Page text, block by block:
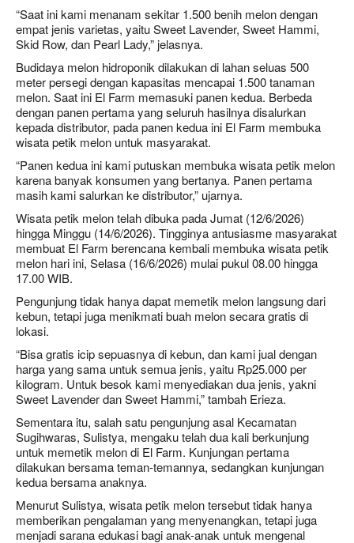
“Saat ini kami menanam sekitar 1.500 benih melon dengan
empat jenis varietas, yaitu Sweet Lavender, Sweet Hammi,
Skid Row, dan Pearl Lady,” jelasnya.
Budidaya melon hidroponik dilakukan di lahan seluas 500
meter persegi dengan kapasitas mencapai 1.500 tanaman
melon. Saat ini El Farm memasuki panen kedua. Berbeda
dengan panen pertama yang seluruh hasilnya disalurkan
kepada distributor, pada panen kedua ini El Farm membuka
wisata petik melon untuk masyarakat.
“Panen kedua ini kami putuskan membuka wisata petik melon
karena banyak konsumen yang bertanya. Panen pertama
masih kami salurkan ke distributor,” ujarnya.
Wisata petik melon telah dibuka pada Jumat (12/6/2026)
hingga Minggu (14/6/2026). Tingginya antusiasme masyarakat
membuat El Farm berencana kembali membuka wisata petik
melon hari ini, Selasa (16/6/2026) mulai pukul 08.00 hingga
17.00 WIB.
Pengunjung tidak hanya dapat memetik melon langsung dari
kebun, tetapi juga menikmati buah melon secara gratis di
lokasi.
“Bisa gratis icip sepuasnya di kebun, dan kami jual dengan
harga yang sama untuk semua jenis, yaitu Rp25.000 per
kilogram. Untuk besok kami menyediakan dua jenis, yakni
Sweet Lavender dan Sweet Hammi,” tambah Erieza.
Sementara itu, salah satu pengunjung asal Kecamatan
Sugihwaras, Sulistya, mengaku telah dua kali berkunjung
untuk memetik melon di El Farm. Kunjungan pertama
dilakukan bersama teman-temannya, sedangkan kunjungan
kedua bersama anaknya.
Menurut Sulistya, wisata petik melon tersebut tidak hanya
memberikan pengalaman yang menyenangkan, tetapi juga
menjadi sarana edukasi bagi anak-anak untuk mengenal